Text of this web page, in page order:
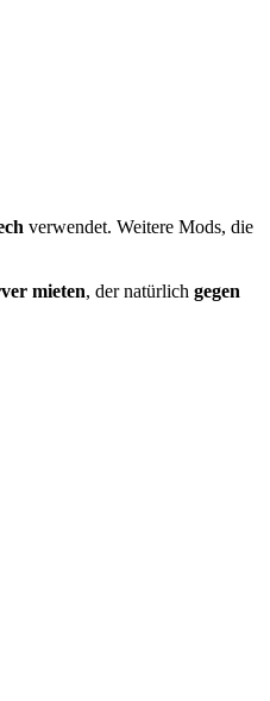
verwendet. Weitere Mods, die
mieten, der natürlich gegen